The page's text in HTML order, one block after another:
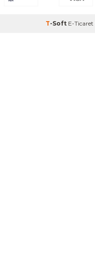
T-Soft E-Ticaret